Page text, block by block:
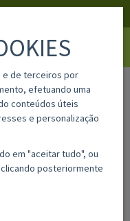
DE PESQUISA AVANÇADA
e de terceiros por
efetuando uma
conteúdos úteis
e personalização
em "aceitar tudo", ou
posteriormente